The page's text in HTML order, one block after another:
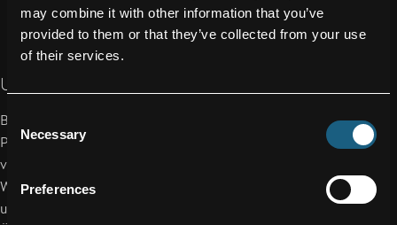
may combine it with other information that you’ve
provided to them or that they’ve collected from your use
of their services.
Consent
Selection
Necessary
Preferences
UNSER ANGEBOT
Bei uns steht der Mensch im Mittelpunkt – nicht das perfekte
Profil. Auch wenn Sie nicht alle genannten Anforderungen
vollständig erfüllen, freuen wir uns darauf, Sie kennenzulernen.
Was für uns zählt, ist Ihre Motivation, sich weiterzuentwickeln
und gemeinsam mit uns zu wachsen. Getreu unserem Leitsatz: